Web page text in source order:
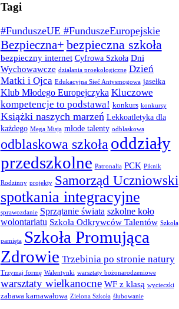
Tagi
#FunduszeUE #FunduszeEuropejskie
Bezpieczna+ bezpieczna szkoła
bezpieczny internet Cyfrowa Szkoła Dni
Wychowawcze działania proekologiczne Dzień
Matki i Ojca Edukacyjna Sieć Antysmogowa jasełka
Klub Młodego Europejczyka Kluczowe
kompetencje to podstawa! konkurs konkursy
Książki naszych marzeń Lekkoatletyka dla
każdego Mega Misja młode talenty odblaskowa
odblaskowa szkoła oddziały
przedszkolne Patronalia PCK Piknik
Rodzinny projekty Samorząd Uczniowski
spotkania integracyjne
sprawozdanie Sprzątanie świata szkolne koło
wolontariatu Szkoła Odkrywców Talentów Szkoła
pamięta Szkoła Promująca
Zdrowie Trzebinia po stronie natury
Trzymaj formę Walentynki warsztaty bożonarodzeniowe
warsztaty wielkanocne WF z klasą wycieczki
zabawa karnawałowa Zielona Szkoła ślubowanie